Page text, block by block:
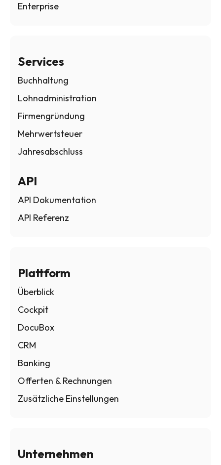
Enterprise
Services
Buchhaltung
Lohnadministration
Firmengründung
Mehrwertsteuer
Jahresabschluss
API
API Dokumentation
API Referenz
Plattform
Überblick
Cockpit
DocuBox
CRM
Banking
Offerten & Rechnungen
Zusätzliche Einstellungen
Unternehmen